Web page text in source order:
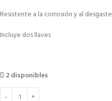
Resistente a la corrosión y al desgaste
Incluye dos llaves
2 disponibles